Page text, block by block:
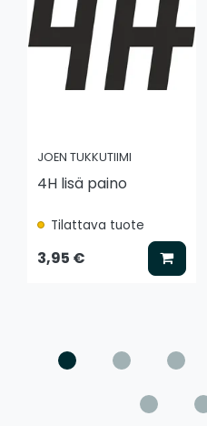
JOEN TUKKUTIIMI
4H lisä paino
Tilattava tuote
3,95 €